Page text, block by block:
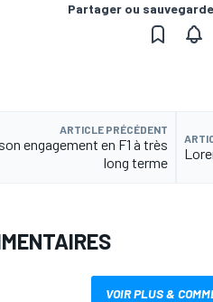
Partager ou
ARTICLE PRÉCÉDENT
engagement en F1 à très
long terme
VOIR PLUS &